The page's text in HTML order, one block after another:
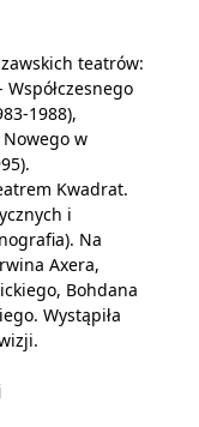
teatrów:
1988),
w
Kwadrat.
i
Na
Axera,
Bohdana
Wystąpiła